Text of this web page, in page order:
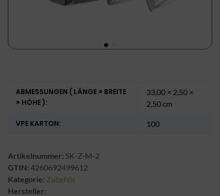
ABMESSUNGEN ( LÄNGE × BREITE
× HÖHE ):
33,00 × 2,50 ×
2,50 cm
VPE KARTON: 100
Artikelnummer: SK-Z-M-2
GTIN: 4260692499612
Kategorie: Zubehör
Hersteller: